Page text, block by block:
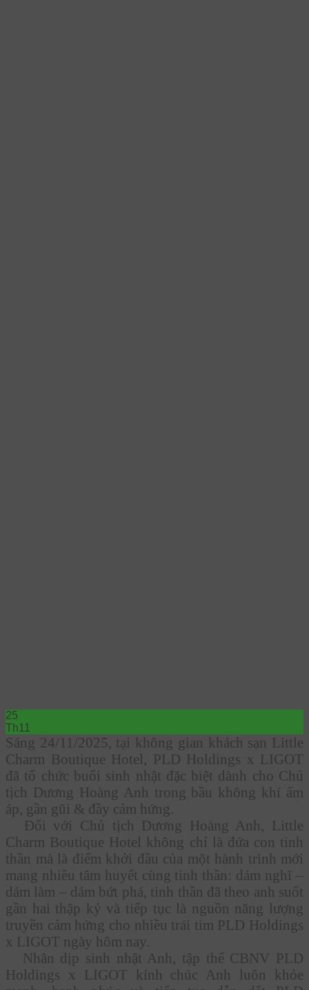
25
Th11
Sáng 24/11/2025, tại không gian khách sạn Little
Charm Boutique Hotel, PLD Holdings x LIGOT
đã tổ chức buổi sinh nhật đặc biệt dành cho Chủ
tịch Dương Hoàng Anh trong bầu không khí ấm
áp, gần gũi & đầy cảm hứng.
Đối với Chủ tịch Dương Hoàng Anh, Little
Charm Boutique Hotel không chỉ là đứa con tinh
thần mà là điểm khởi đầu của một hành trình mới
mang nhiều tâm huyết cùng tinh thần: dám nghĩ –
dám làm – dám bứt phá, tinh thần đã theo anh suốt
gần hai thập kỷ và tiếp tục là nguồn năng lượng
truyền cảm hứng cho nhiều trái tim PLD Holdings
x LIGOT ngày hôm nay.
Nhân dịp sinh nhật Anh, tập thể CBNV PLD
Holdings x LIGOT kính chúc Anh luôn khỏe